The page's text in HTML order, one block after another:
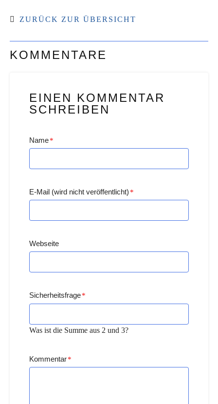
ZURÜCK ZUR ÜBERSICHT
KOMMENTARE
EINEN KOMMENTAR
SCHREIBEN
Name*
E-Mail (wird nicht veröffentlicht) *
Webseite
Sicherheitsfrage*
Was ist die Summe aus 2 und 3?
Kommentar*